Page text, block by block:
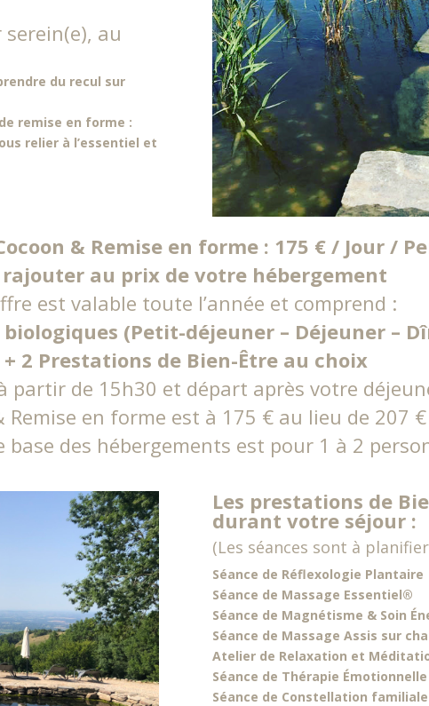
au
du recul sur
remise en forme :
relier à l’essentiel et
& Remise en forme : 175 € / Jour /
au prix de votre hébergement
est valable toute l’année et comprend :
biologiques (Petit-déjeuner – Déjeuner –
+ 2 Prestations de Bien-Être au choix
partir de 15h30 et départ après votre
Remise en forme est à 175 € au lieu de 207
base des hébergements est pour 1 à 2
Les prestations de
durant votre séjour :
(Les séances sont à planifier
Séance de Réflexologie Plantaire
Séance de Massage Essentiel®
Séance de Magnétisme & Soin
Séance de Massage Assis sur
Atelier de Relaxation et
Séance de Thérapie Émotionnelle
Séance de Constellation